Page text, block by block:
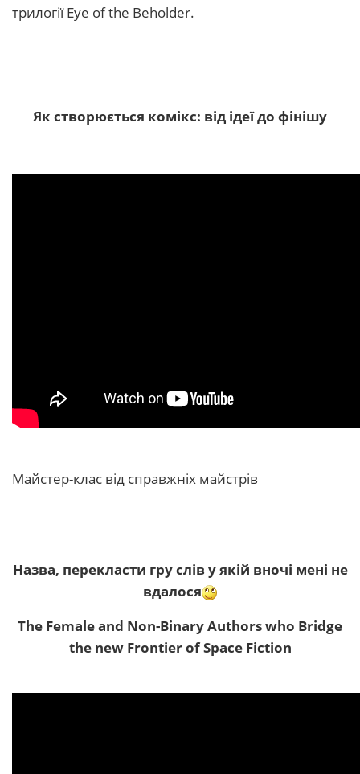
трилогії Eye of the Beholder.
Як створюється комікс: від ідеї до фінішу
Майстер-клас від справжніх майстрів
Назва, перекласти гру слів у якій вночі мені не
вдалося
The Female and Non-Binary Authors who Bridge
the new Frontier of Space Fiction